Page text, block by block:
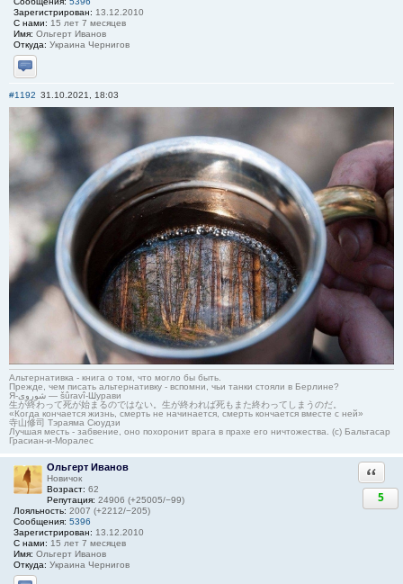
Зарегистрирован: 13.12.2010
С нами: 15 лет 7 месяцев
Имя: Ольгерт Иванов
Откуда: Украина Чернигов
Отправить личное сообщение
#1192 31.10.2021, 18:03
Альтернативка - книга о том, что могло бы быть.
Прежде, чем писать альтернативку - вспомни, чьи танки стояли в Берлине?
Я-شوروی — šûravî-Шурави
生が終わって死が始まるのではない。生が終われば死もまた終わってしまうのだ。
«Когда кончается жизнь, смерть не начинается, смерть кончается вместе с ней»
寺山修司 Тэраяма Сюудзи
Лучшая месть - забвение, оно похоронит врага в прахе его ничтожества. (с) Бальтасар
Грасиан-и-Моралес
Ольгерт Иванов
Новичок
Возраст: 62
Репутация: 24906 (+25005/−99)
Лояльность: 2007 (+2212/−205)
Сообщения: 5396
Зарегистрирован: 13.12.2010
С нами: 15 лет 7 месяцев
Имя: Ольгерт Иванов
Откуда: Украина Чернигов
5